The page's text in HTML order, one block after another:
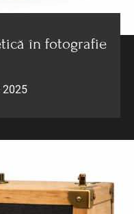
în fotografie
2025